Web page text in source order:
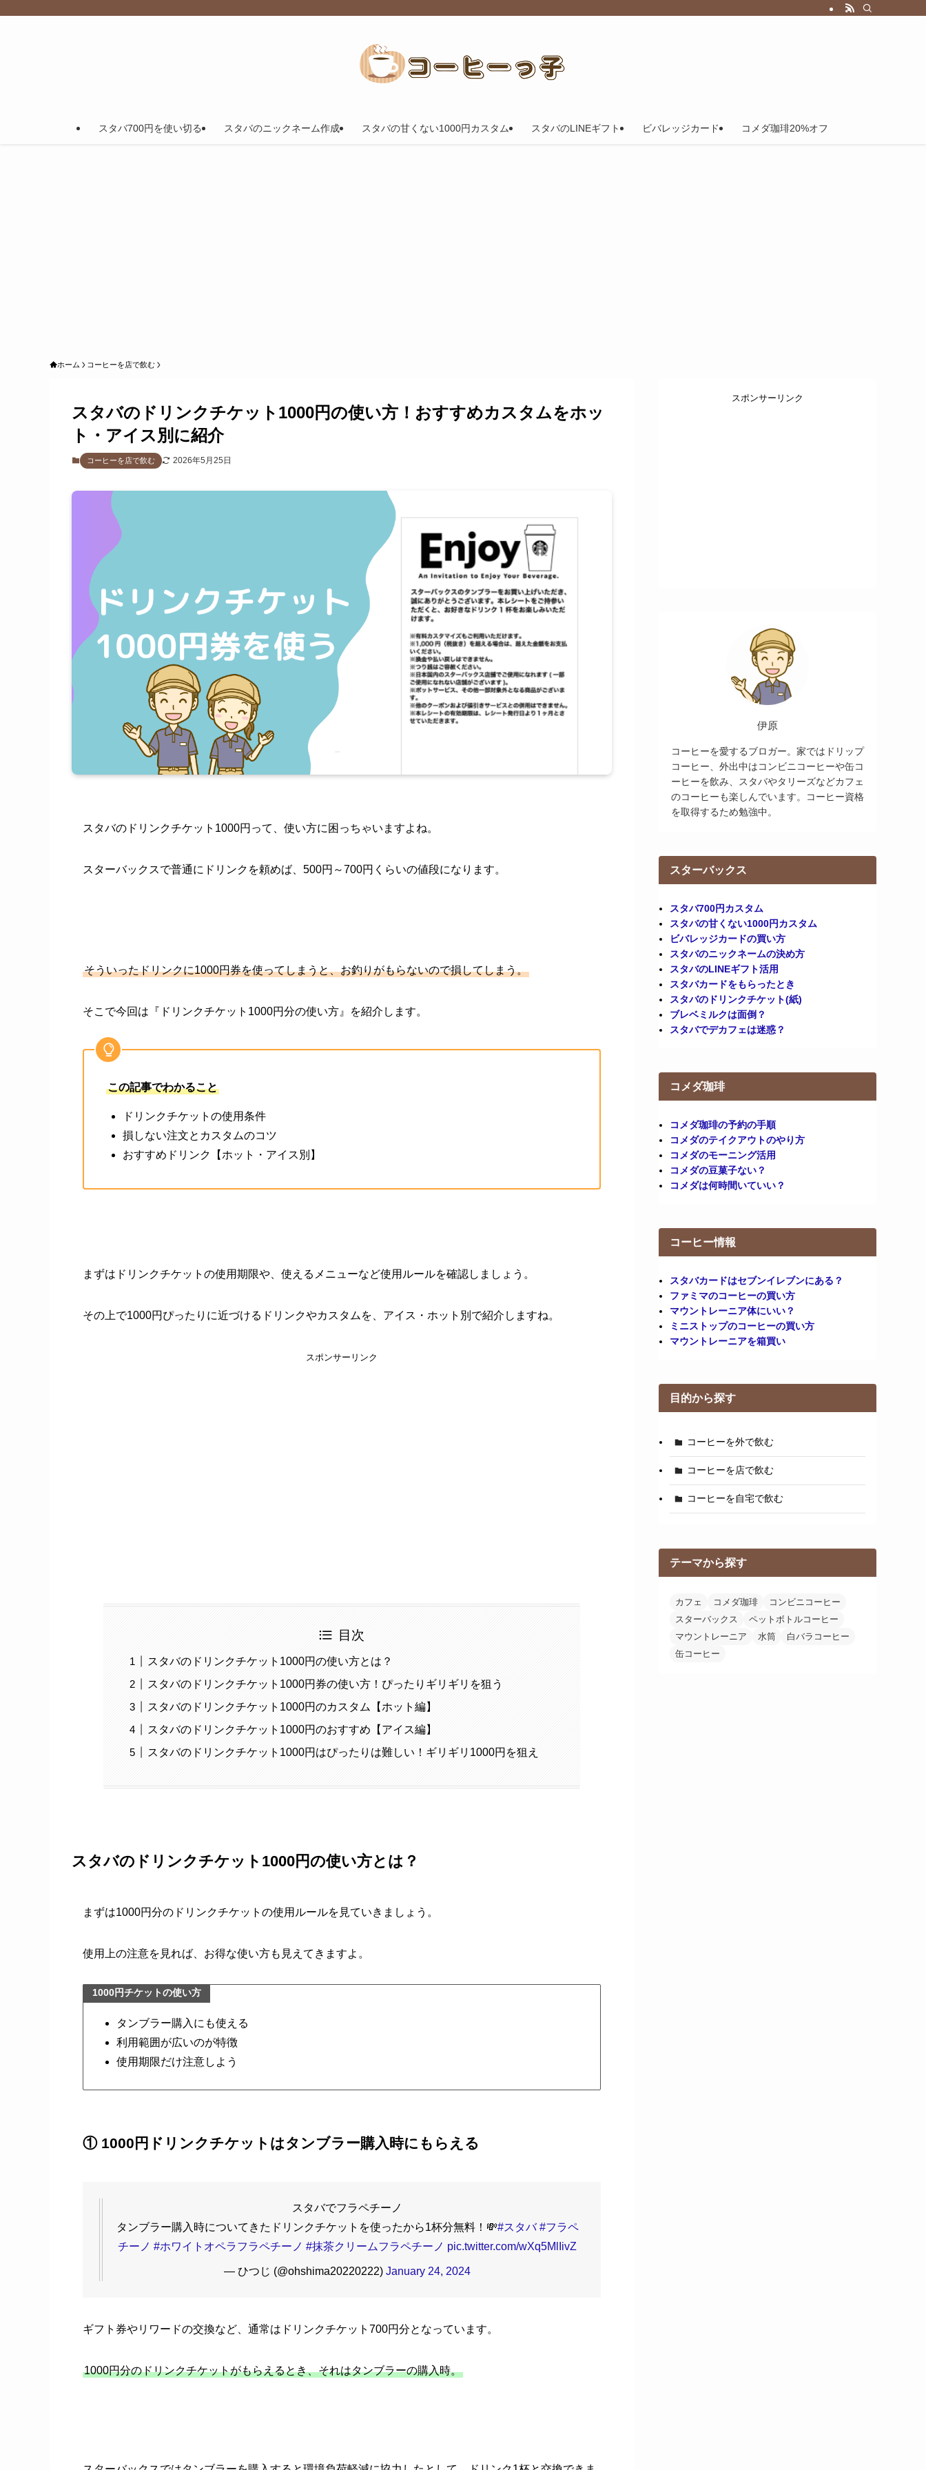
スタバ700円を使い切る スタバのニックネーム作成 スタバの甘くない1000円カスタム スタバのLINEギフト ビバレッジカード コメダ珈琲20%オフ
ホーム コーヒーを店で飲む
スタバのドリンクチケット1000円の使い方！おすすめカスタムをホッ
ト・アイス別に紹介
コーヒーを店で飲む 2026年5月25日
スタバのドリンクチケット1000円って、使い方に困っちゃいますよね。
スターバックスで普通にドリンクを頼めば、500円～700円くらいの値段になります。
そういったドリンクに1000円券を使ってしまうと、お釣りがもらないので損してしまう。
そこで今回は『ドリンクチケット1000円分の使い方』を紹介します。
この記事でわかること
ドリンクチケットの使用条件
損しない注文とカスタムのコツ
おすすめドリンク【ホット・アイス別】
まずはドリンクチケットの使用期限や、使えるメニューなど使用ルールを確認しましょう。
その上で1000円ぴったりに近づけるドリンクやカスタムを、アイス・ホット別で紹介しますね。
スポンサーリンク
目次
スタバのドリンクチケット1000円の使い方とは？
スタバのドリンクチケット1000円券の使い方！ぴったりギリギリを狙う
スタバのドリンクチケット1000円のカスタム【ホット編】
スタバのドリンクチケット1000円のおすすめ【アイス編】
スタバのドリンクチケット1000円はぴったりは難しい！ギリギリ1000円を狙え
スタバのドリンクチケット1000円の使い方とは？
まずは1000円分のドリンクチケットの使用ルールを見ていきましょう。
使用上の注意を見れば、お得な使い方も見えてきますよ。
1000円チケットの使い方
タンブラー購入にも使える
利用範囲が広いのが特徴
使用期限だけ注意しよう
① 1000円ドリンクチケットはタンブラー購入時にもらえる
スタバでフラペチーノ
タンブラー購入時についてきたドリンクチケットを使ったから1杯分無料！💸#スタバ #フラペ
チーノ #ホワイトオペラフラペチーノ #抹茶クリームフラペチーノ pic.twitter.com/wXq5MlIivZ
— ひつじ (@ohshima20220222) January 24, 2024
ギフト券やリワードの交換など、通常はドリンクチケット700円分となっています。
1000円分のドリンクチケットがもらえるとき、それはタンブラーの購入時。
スポンサーリンク
伊原
コーヒーを愛するブロガー。家ではドリップ
コーヒー、外出中はコンビニコーヒーや缶コ
ーヒーを飲み、スタバやタリーズなどカフェ
のコーヒーも楽しんでいます。コーヒー資格
を取得するため勉強中。
スターバックス
スタバ700円カスタム
スタバの甘くない1000円カスタム
ビバレッジカードの買い方
スタバのニックネームの決め方
スタバのLINEギフト活用
スタバカードをもらったとき
スタバのドリンクチケット(紙)
ブレベミルクは面倒？
スタバでデカフェは迷惑？
コメダ珈琲
コメダ珈琲の予約の手順
コメダのテイクアウトのやり方
コメダのモーニング活用
コメダの豆菓子ない？
コメダは何時間いていい？
コーヒー情報
スタバカードはセブンイレブンにある？
ファミマのコーヒーの買い方
マウントレーニア体にいい？
ミニストップのコーヒーの買い方
マウントレーニアを箱買い
目的から探す
コーヒーを外で飲む
コーヒーを店で飲む
コーヒーを自宅で飲む
テーマから探す
カフェ コメダ珈琲
コンビニコーヒー
スターバックス
ペットボトルコーヒー
マウントレーニア
水筒
白バラコーヒー
缶コーヒー